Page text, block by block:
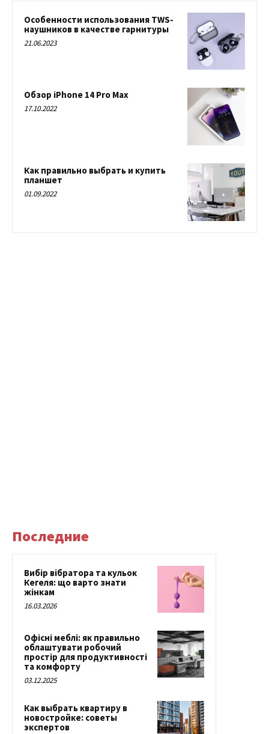
Особенности использования TWS-
наушников в качестве гарнитуры
21.06.2023
Обзор iPhone 14 Pro Max
17.10.2022
Как правильно выбрать и купить
планшет
01.09.2022
Последние
Вибір вібратора та кульок
Кегеля: що варто знати
жінкам
16.03.2026
Офісні меблі: як правильно
облаштувати робочий
простір для продуктивності
та комфорту
03.12.2025
Как выбрать квартиру в
новостройке: советы
экспертов